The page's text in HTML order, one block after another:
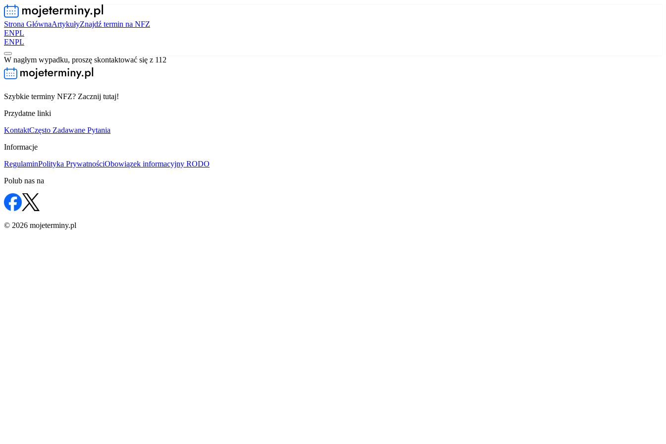
Strona GłównaArtykułyZnajdź termin na NFZ
ENPL
ENPL
W nagłym wypadku, proszę skontaktować się z 112
Szybkie terminy NFZ? Zacznij tutaj!
Przydatne linki
KontaktCzęsto Zadawane Pytania
Informacje
RegulaminPolityka PrywatnościObowiązek informacyjny RODO
Polub nas na
© 2026 mojeterminy.pl